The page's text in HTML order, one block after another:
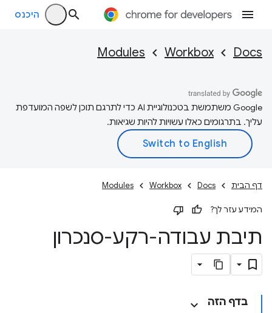
היכנס
Docs
Workbox
Modules
‫Google משתמשת בטכנולוגיית AI כדי לתרגם תוכן לשפה המועדפת
עליך. בתרגומים כאלו עשויות להיות שגיאות.
דף הבית Docs
Workbox
Modules
המידע עזר לך?
תיבת עבודה-רקע-סנכרון
בדף הזה